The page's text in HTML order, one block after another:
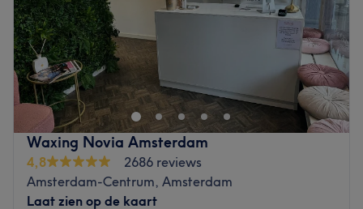
Waxing Novia Amsterdam
4,8
2686 reviews
Amsterdam-Centrum, Amsterdam
Laat zien op de kaart